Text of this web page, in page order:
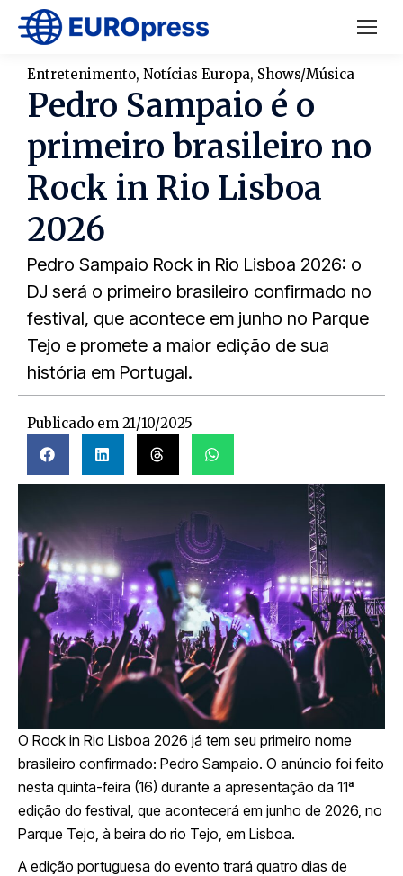
Entretenimento, Notícias Europa, Shows/Música
Pedro Sampaio é o
primeiro brasileiro no
Rock in Rio Lisboa
2026
Pedro Sampaio Rock in Rio Lisboa 2026: o
DJ será o primeiro brasileiro confirmado no
festival, que acontece em junho no Parque
Tejo e promete a maior edição de sua
história em Portugal.
Publicado em 21/10/2025
O Rock in Rio Lisboa 2026 já tem seu primeiro nome
brasileiro confirmado: Pedro Sampaio. O anúncio foi feito
nesta quinta-feira (16) durante a apresentação da 11ª
edição do festival, que acontecerá em junho de 2026, no
Parque Tejo, à beira do rio Tejo, em Lisboa.
A edição portuguesa do evento trará quatro dias de